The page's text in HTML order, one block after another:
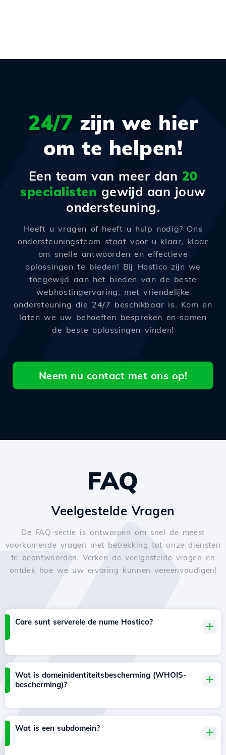
24/7 zijn we hier
om te helpen!
Een team van meer dan 20
specialisten gewijd aan jouw
ondersteuning.
Heeft u vragen of heeft u hulp nodig? Ons
ondersteuningsteam staat voor u klaar, klaar
om snelle antwoorden en effectieve
oplossingen te bieden! Bij Hostico zijn we
toegewijd aan het bieden van de beste
webhostingervaring, met vriendelijke
ondersteuning die 24/7 beschikbaar is. Kom en
laten we uw behoeften bespreken en samen
de beste oplossingen vinden!
Neem nu contact met ons op!
FAQ
Veelgestelde Vragen
De FAQ-sectie is ontworpen om snel de meest
voorkomende vragen met betrekking tot onze diensten
te beantwoorden. Verken de veelgestelde vragen en
ontdek hoe we uw ervaring kunnen vereenvoudigen!
Care sunt serverele de nume Hostico?
Wat is domeinidentiteitsbescherming (WHOIS-
bescherming)?
Wat is een subdomein?